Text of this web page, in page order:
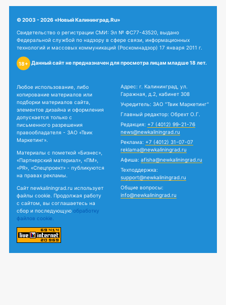
© 2003 - 2026 «Новый Калининград.Ru»
Свидетельство о регистрации СМИ: Эл № ФС77-43520, выдано
Федеральной службой по надзору в сфере связи, информационных
технологий и массовых коммуникаций (Роскомнадзор) 17 января 2011 г.
18+ Данный сайт не предназначен для просмотра лицам младше 18 лет.
Любое использование, либо
копирование материалов или
подборки материалов сайта,
элементов дизайна и оформления
допускается только с
письменного разрешения
правообладателя - ЗАО «Твик
Маркетинг».
Материалы с пометкой «Бизнес»,
«Партнерский материал», «ПМ»,
«PR», «Спецпроект» - публикуются
на правах рекламы.
Сайт newkaliningrad.ru использует
файлы cookie. Продолжая работу
с сайтом, вы соглашаетесь на
сбор и последующую обработку
файлов cookie.
Адрес: г. Калининград, ул.
Гаражная, д.2, кабинет 308
Учредитель: ЗАО "Твик Маркетинг"
Главный редактор: Обрехт О.Г.
Редакция: +7 (4012) 99-21-76
news@newkaliningrad.ru
Реклама: +7 (4012) 31-07-07
reklama@newkaliningrad.ru
Афиша: afisha@newkaliningrad.ru
Техподдержка:
support@newkaliningrad.ru
Общие вопросы:
info@newkaliningrad.ru